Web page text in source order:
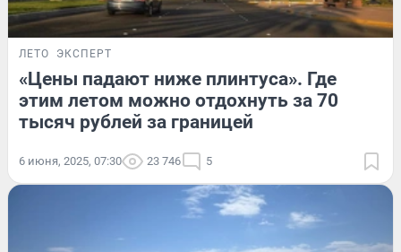
ЛЕТО ЭКСПЕРТ
«Цены падают ниже плинтуса». Где
этим летом можно отдохнуть за 70
тысяч рублей за границей
6 июня, 2025, 07:30 23 746 5